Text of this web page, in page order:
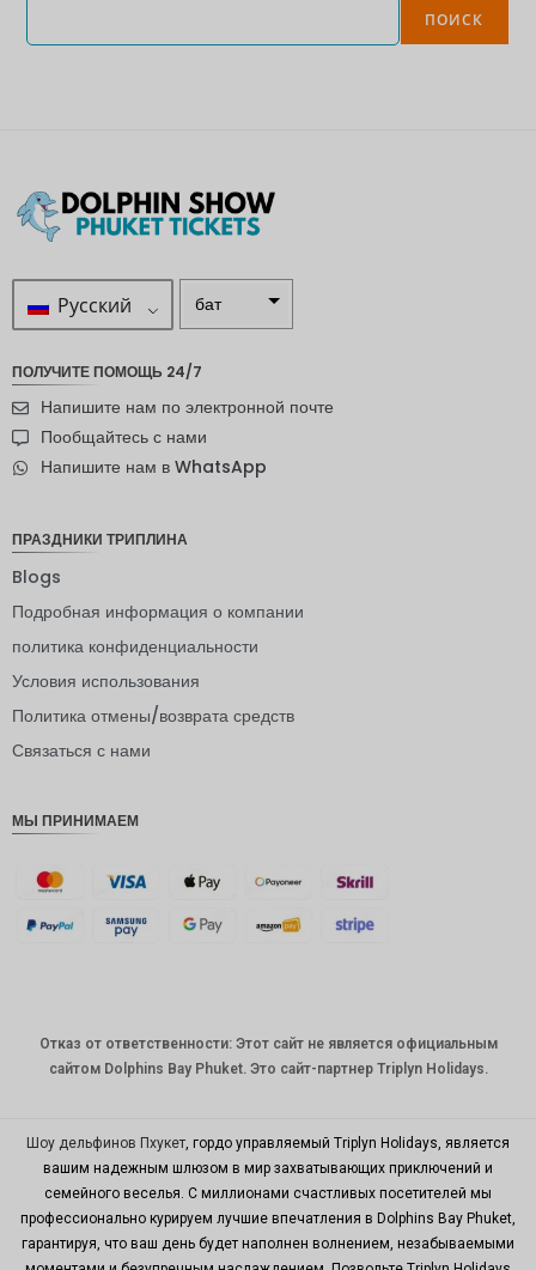
ПОИСК
Русский бат
я крона
андский
ЙЕНА
евро
ая
крона
САПР
корейск
ая вона
китайски
й юань
ПОЛУЧИТЕ ПОМОЩЬ 24/7
Напишите нам по электронной почте
Пообщайтесь с нами
Напишите нам в WhatsApp
ПРАЗДНИКИ ТРИПЛИНА
Blogs
Подробная информация о компании
политика конфиденциальности
Условия использования
Политика отмены/возврата средств
Связаться с нами
МЫ ПРИНИМАЕМ
Отказ от ответственности: Этот сайт не является официальным
сайтом Dolphins Bay Phuket. Это сайт-партнер Triplyn Holidays.
Шоу дельфинов Пхукет , гордо управляемый Triplyn Holidays, является
вашим надежным шлюзом в мир захватывающих приключений и
семейного веселья. С миллионами счастливых посетителей мы
профессионально курируем лучшие впечатления в Dolphins Bay Phuket,
гарантируя, что ваш день будет наполнен волнением, незабываемыми